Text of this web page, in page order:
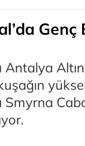
Genç
Antalya